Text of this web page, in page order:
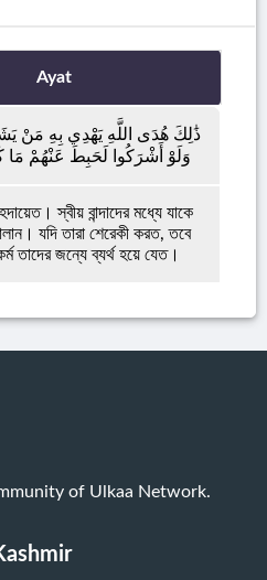
Ayat
ذَٰلِكَ هُدَى اللَّهِ يَهْدِي بِهِ مَنْ
وَلَوْ أَشْرَكُوا لَحَبِطَ عَنْهُمْ مَا
স্বীয় বান্দাদের মধ্যে যাকে
যদি তারা শেরেকী করত, তবে
তাদের জন্যে ব্যর্থ হয়ে যেত।
of Ulkaa Network.